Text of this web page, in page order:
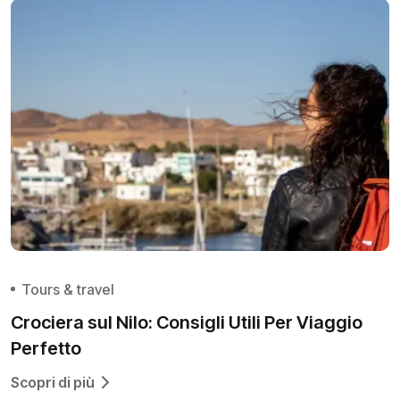
Tours & travel
Crociera sul Nilo: Consigli Utili Per Viaggio
Perfetto
Scopri di più